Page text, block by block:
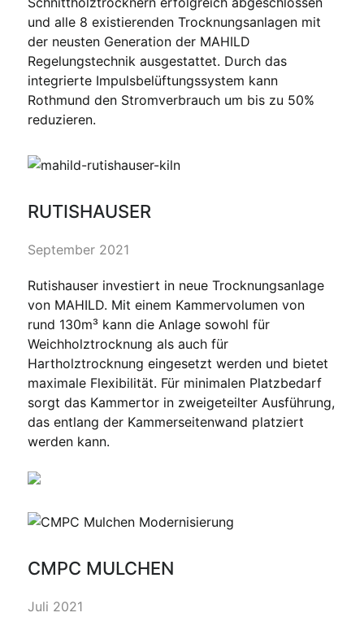
und alle 8 existierenden Trocknungsanlagen mit
der neusten Generation der MAHILD
Regelungstechnik ausgestattet. Durch das
integrierte Impulsbelüftungssystem kann
Rothmund den Stromverbrauch um bis zu 50%
reduzieren.
RUTISHAUSER
September 2021
Rutishauser investiert in neue Trocknungsanlage
von MAHILD. Mit einem Kammervolumen von
rund 130m³ kann die Anlage sowohl für
Weichholztrocknung als auch für
Hartholztrocknung eingesetzt werden und bietet
maximale Flexibilität. Für minimalen Platzbedarf
sorgt das Kammertor in zweigeteilter Ausführung,
das entlang der Kammerseitenwand platziert
werden kann.
CMPC MULCHEN
Juli 2021